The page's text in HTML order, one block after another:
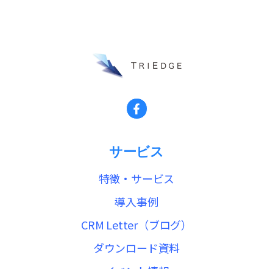
サービス
特徴・サービス
導入事例
CRM Letter（ブログ）
ダウンロード資料